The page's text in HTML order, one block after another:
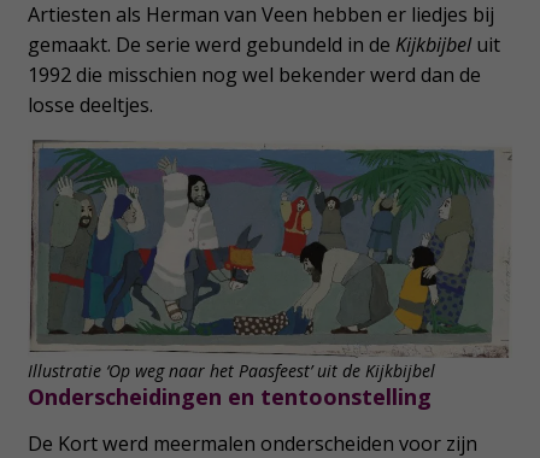
Artiesten als Herman van Veen hebben er liedjes bij
gemaakt. De serie werd gebundeld in de Kijkbijbeluit
1992 die misschien nog wel bekender werd dan de
losse deeltjes.
Illustratie ‘Op weg naar het Paasfeest’ uit de Kijkbijbel
Onderscheidingen en tentoonstelling
De Kort werd meermalen onderscheiden voor zijn